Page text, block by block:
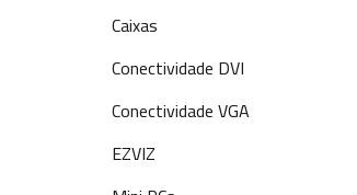
Caixas
Conectividade DVI
Conectividade VGA
EZVIZ